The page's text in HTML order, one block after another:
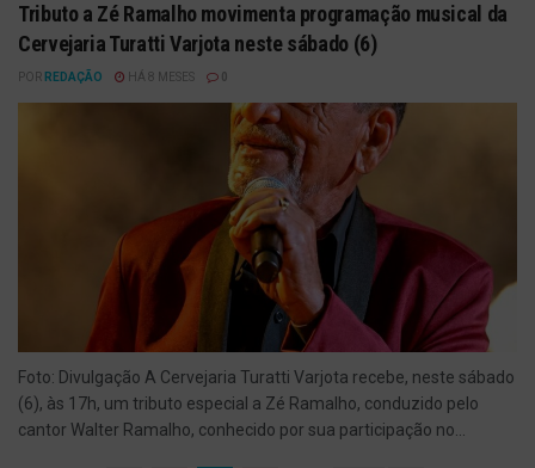
Tributo a Zé Ramalho movimenta programação musical da
Cervejaria Turatti Varjota neste sábado (6)
POR REDAÇÃO HÁ 8 MESES
Foto: Divulgação A Cervejaria Turatti Varjota recebe, neste sábado
(6), às 17h, um tributo especial a Zé Ramalho, conduzido pelo
cantor Walter Ramalho, conhecido por sua participação no...